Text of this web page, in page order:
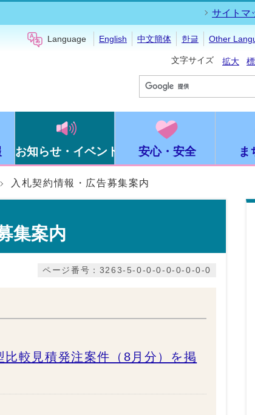
サイトマ
Language English 中文簡体 한글 Other
文字サイズ 拡大
お知らせ・イベント 安心・安全 ま
入札契約情報・広告募集案内
集案内
ページ番号：3263-5-0-0-0-0-0-0-0-0
較見積発注案件（8月分）を掲